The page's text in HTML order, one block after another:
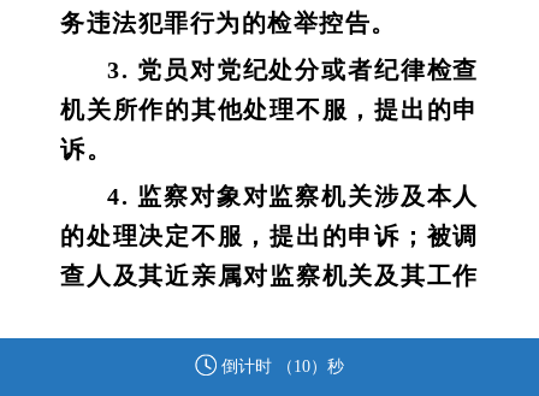
务违法犯罪行为的检举控告。
3. 党员对党纪处分或者纪律检查
机关所作的其他处理不服，提出的申
诉。
4. 监察对象对监察机关涉及本人
的处理决定不服，提出的申诉；被调
查人及其近亲属对监察机关及其工作
法权益的行为，提出的申诉。
倒计时 （ 10）秒